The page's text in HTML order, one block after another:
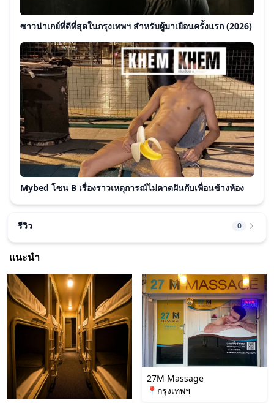
ซาวน่าเกย์ที่ดีที่สุดในกรุงเทพฯ สำหรับผู้มาเยือนครั้งแรก (2026)
Mybed โซน B เรื่องราวเหตุการณ์ไม่คาดฝันกับเพื่อนข้างห้อง
รีวิว 0
แนะนำ
27M Massage
📍กรุงเทพฯ